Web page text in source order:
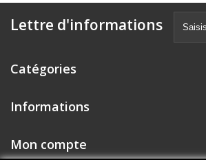
Lettre d'informations
Catégories
Informations
Mon compte